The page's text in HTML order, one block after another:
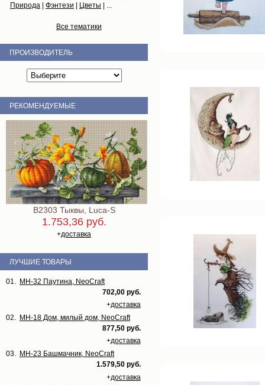
Природа
Фэнтези Цветы | ...
Все тематики
ПРОИЗВОДИТЕЛЬ
РЕКОМЕНДУЕМЫЕ
B2303 Тыквы, Luca-S
1.753,36 руб.
+доставка
ЛУЧШИЕ ТОВАРЫ
01. МН-32 Паутина, NeoCraft
702,00 руб.
+доставка
02. МН-18 Дом, милый дом, NeoCraft
877,50 руб.
+доставка
03. МН-23 Башмачник, NeoCraft
1.579,50 руб.
+доставка